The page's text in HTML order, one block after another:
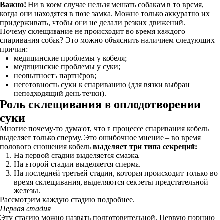
Важно! Ни в коем случае нельзя мешать собакам в то время,
когда они находятся в позе замка. Можно только аккуратно их
придерживать, чтобы они не делали резких движений.
Почему склещивание не происходит во время каждого
спаривания собак? Это можно объяснить наличием следующих
причин:
медицинские проблемы у кобеля;
медицинские проблемы у суки;
неопытность партнёров;
неготовность суки к спариванию (для вязки выбран
неподходящий день течки).
Роль склещивания в оплодотворении
суки
Многие почему-то думают, что в процессе спаривания кобель
выделяет только сперму. Это ошибочное мнение – во время
полового сношения кобель выделяет три типа секреций:
На первой стадии выделяется смазка.
На второй стадии выделяется сперма.
На последней третьей стадии, которая происходит только во
время склещивания, выделяются секреты предстательной
железы.
Рассмотрим каждую стадию подробнее.
Первая стадия
Эту стадию можно назвать подготовительной. Первую порцию